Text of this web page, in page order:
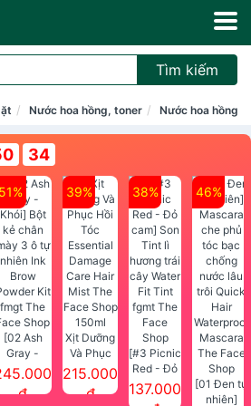
Tìm kiếm
Nước hoa hồng, toner Nước hoa hồng
34
51%
[02 Ash
Gray -
Khói] Bột
kẻ chân
đ
39%
Xịt Dưỡng
Và Phục
Hồi Tóc
Essential
215.000
đ
38%
[#3 Picnic
Red - Đỏ
cam] Son
137.000
46%
[01 Đen tự
nhiên]